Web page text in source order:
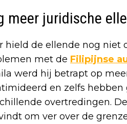
meer juridische
hield de ellende nog niet
met de Filipijnse
werd hij betrapt op
en zelfs hebben
overtredingen.
om ver over de